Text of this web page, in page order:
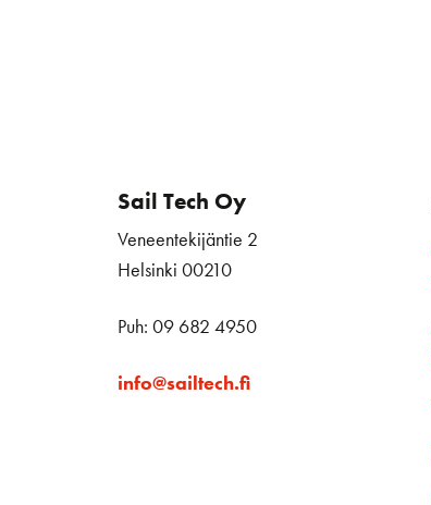
Sail Tech Oy
Veneentekijäntie 2
Helsinki 00210
Puh: 09 682 4950
info@sailtech.fi